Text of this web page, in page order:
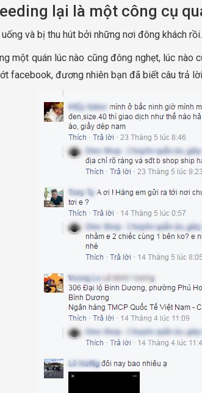
lại là một công cụ
và bị thu hút bởi những nơi đông khách rồi.
một quán lúc nào cũng đông nghẹt, lúc
facebook, đương nhiên bạn đã biết câu trả